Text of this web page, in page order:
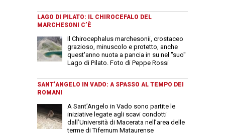
LAGO DI PILATO: IL CHIROCEFALO DEL
MARCHESONI C’È
Il Chirocephalus marchesonii, crostaceo
grazioso, minuscolo e protetto, anche
quest'anno nuota a pancia in su nel "suo"
Lago di Pilato. Foto di Peppe Rossi
SANT’ANGELO IN VADO: A SPASSO AL TEMPO DEI
ROMANI
A Sant’Angelo in Vado sono partite le
iniziative legate agli scavi condotti
dall’Università di Macerata nell’area delle
terme di Tifernum Mataurense